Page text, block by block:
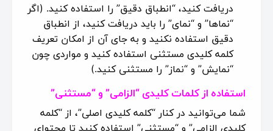
دریافت کنید، “انطباق دقیق” را استفاده کنید. (اگر
“نماها” و “نمای” را باید دریافت کنید، از انطباق
دقیق استفاده نکنید و به جای آن از امکان تعریف
کلمه کلیدی مستثنی استفاده کنید و مواردی چون
“نمایش” و “نماز” را مستثنی کنید.)
استفاده از کلمات کلیدی “الزامی” و “مستثنی”
شما می‌توانید در کنار “کلمه کلیدی اصلی”، از “کلمه
کلیدی الزامی” و “مستثنی” استفاده کنید تا محتوای